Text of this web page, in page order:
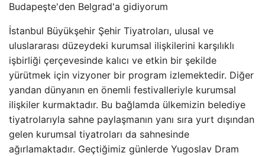
Budapeşte'den Belgrad'a gidiyorum
İstanbul Büyükşehir Şehir Tiyatroları, ulusal ve
uluslararası düzeydeki kurumsal ilişkilerini karşılıklı
işbirliği çerçevesinde kalıcı ve etkin bir şekilde
yürütmek için vizyoner bir program izlemektedir. Diğer
yandan dünyanın en önemli festivalleriyle kurumsal
ilişkiler kurmaktadır. Bu bağlamda ülkemizin belediye
tiyatrolarıyla sahne paylaşmanın yanı sıra yurt dışından
gelen kurumsal tiyatroları da sahnesinde
ağırlamaktadır. Geçtiğimiz günlerde Yugoslav Dram